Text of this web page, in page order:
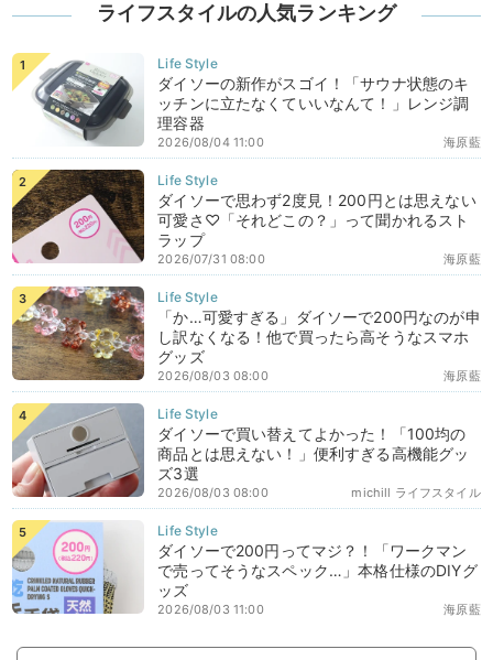
ライフスタイルの人気ランキング
ダイソーの新作がスゴイ！「サウナ状態のキ
ッチンに立たなくていいなんて！」レンジ調
理容器
海原藍
2026/08/04 11:00
ダイソーで思わず2度見！200円とは思えない
可愛さ♡「それどこの？」って聞かれるスト
ラップ
海原藍
2026/07/31 08:00
「か…可愛すぎる」ダイソーで200円なのが申
し訳なくなる！他で買ったら高そうなスマホ
グッズ
海原藍
2026/08/03 08:00
ダイソーで買い替えてよかった！「100均の
商品とは思えない！」便利すぎる高機能グッ
ズ3選
michill ライフスタイル
2026/08/03 08:00
ダイソーで200円ってマジ？！「ワークマン
で売ってそうなスペック…」本格仕様のDIYグ
ッズ
海原藍
2026/08/03 11:00